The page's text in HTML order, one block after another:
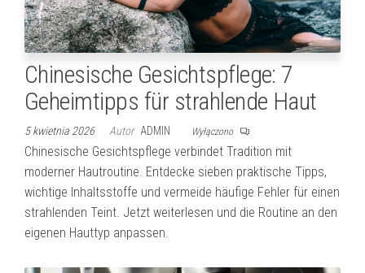
Chinesische Gesichtspflege: 7
Geheimtipps für strahlende Haut
5 kwietnia 2026 Autor ADMIN Wyłączono
Chinesische Gesichtspflege verbindet Tradition mit
moderner Hautroutine. Entdecke sieben praktische Tipps,
wichtige Inhaltsstoffe und vermeide häufige Fehler für einen
strahlenden Teint. Jetzt weiterlesen und die Routine an den
eigenen Hauttyp anpassen.